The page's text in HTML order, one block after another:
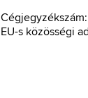
EU-s közösségi